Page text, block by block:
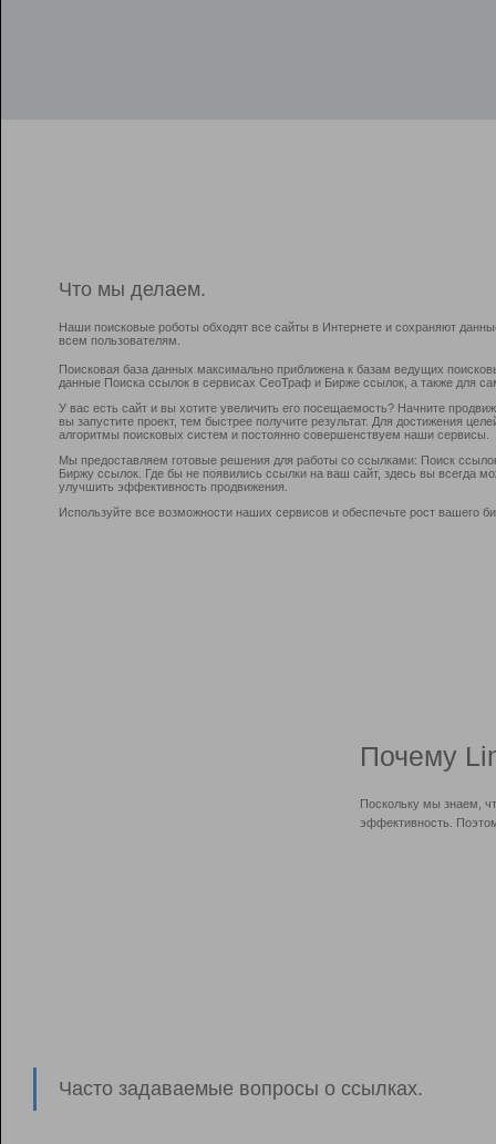
Что мы делаем.
Наши поисковые роботы обходят все сайты в Интернете и сохраняют
всем пользователям.
Поисковая база данных максимально приближена к базам ведущих
данные Поиска ссылок в сервисах СеоТраф и Бирже ссылок, а также для
У вас есть сайт и вы хотите увеличить его посещаемость? Начните
вы запустите проект, тем быстрее получите результат. Для достижения
алгоритмы поисковых систем и постоянно совершенствуем наши сервисы.
Мы предоставляем готовые решения для работы со ссылками: Поиск
Биржу ссылок. Где бы не появились ссылки на ваш сайт, здесь вы всегда
улучшить эффективность продвижения.
Используйте все возможности наших сервисов и обеспечьте рост вашего
Почему
Поскольку мы знаем,
эффективность.
Часто задаваемые вопросы о ссылках.